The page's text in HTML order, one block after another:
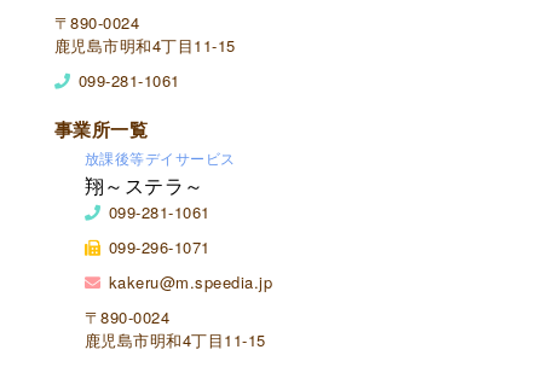
〒890-0024
鹿児島市明和4丁目11-15
099-281-1061
事業所一覧
放課後等デイサービス
翔～ステラ～
099-281-1061
099-296-1071
kakeru@m.speedia.jp
〒890-0024
鹿児島市明和4丁目11-15